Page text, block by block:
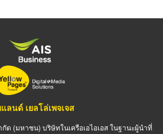
ลนด์ เยลโล่เพจเจส
ด (มหาชน) บริษัทในเครือเอไอเอส ในฐานะผู้นำที่